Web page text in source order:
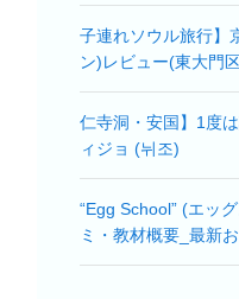
子連れソウル旅行】
ン)レビュー(東大門
仁寺洞・安国】1度
ィジョ (뉘조)
“Egg School” (エッ
ミ・教材概要_最新